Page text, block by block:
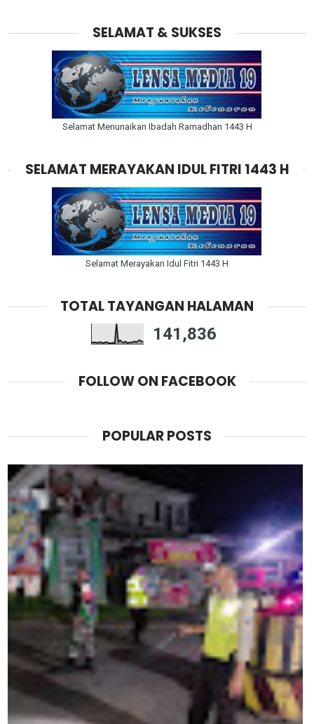
SELAMAT & SUKSES
Selamat Menunaikan Ibadah Ramadhan 1443 H
SELAMAT MERAYAKAN IDUL FITRI 1443 H
Selamat Merayakan Idul Fitri 1443 H
TOTAL TAYANGAN HALAMAN
141,836
FOLLOW ON FACEBOOK
POPULAR POSTS